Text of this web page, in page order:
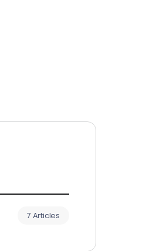
7 Articles